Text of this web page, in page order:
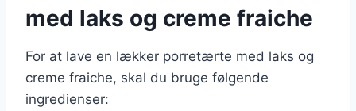
med laks og creme fraiche
For at lave en lækker porretærte med laks og
creme fraiche, skal du bruge følgende
ingredienser: